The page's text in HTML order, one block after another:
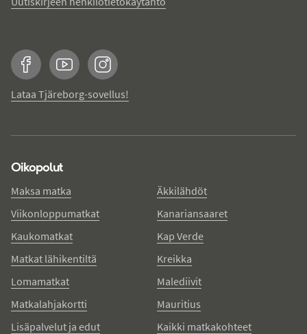
FacebookYouTubeInstagram
Lataa Tjäreborg-sovellus!
Oikopolut
Maksa matka
Viikonloppumatkat
Kaukomatkat
Matkat lähikentiltä
Lomamatkat
Matkalahjakortti
Lisäpalvelut ja edut
Äkkilähdöt
Kanariansaaret
Kap Verde
Kreikka
Malediivit
Mauritius
Kaikki matkakohteet